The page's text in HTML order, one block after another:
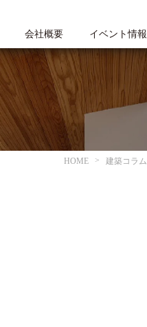
会社概要 イベント情報
HOME 建築コラム